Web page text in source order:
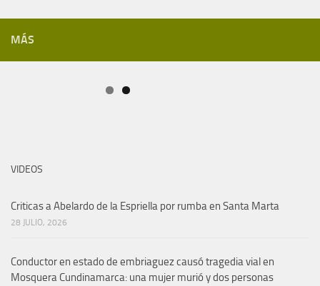
MÁS
VIDEOS
Criticas a Abelardo de la Espriella por rumba en Santa Marta
28 JULIO, 2026
Conductor en estado de embriaguez causó tragedia vial en
Mosquera Cundinamarca: una mujer murió y dos personas